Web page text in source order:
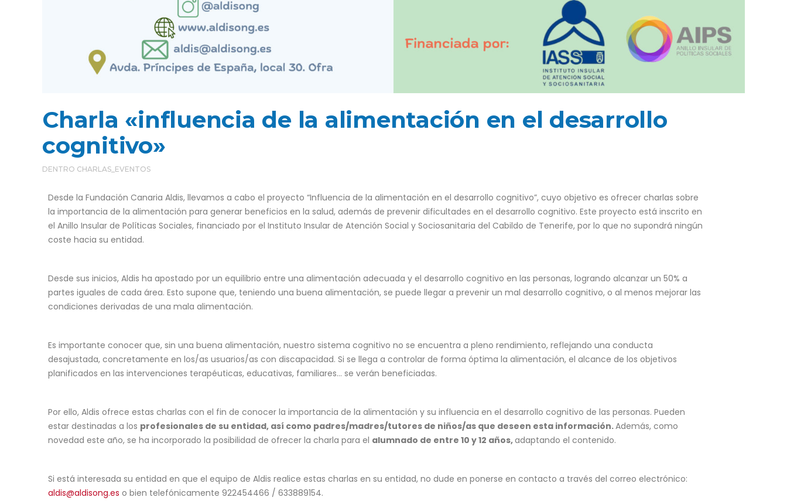
Charla «influencia de la alimentación en el desarrollo
cognitivo»
DENTRO CHARLAS_EVENTOS
Desde la Fundación Canaria Aldis, llevamos a cabo el proyecto “Influencia de la alimentación en el desarrollo cognitivo”, cuyo objetivo es ofrecer charlas sobre
la importancia de la alimentación para generar beneficios en la salud, además de prevenir dificultades en el desarrollo cognitivo. Este proyecto está inscrito en
el Anillo Insular de Políticas Sociales, financiado por el Instituto Insular de Atención Social y Sociosanitaria del Cabildo de Tenerife, por lo que no supondrá ningún
coste hacia su entidad.
Desde sus inicios, Aldis ha apostado por un equilibrio entre una alimentación adecuada y el desarrollo cognitivo en las personas, logrando alcanzar un 50% a
partes iguales de cada área. Esto supone que, teniendo una buena alimentación, se puede llegar a prevenir un mal desarrollo cognitivo, o al menos mejorar las
condiciones derivadas de una mala alimentación.
Es importante conocer que, sin una buena alimentación, nuestro sistema cognitivo no se encuentra a pleno rendimiento, reflejando una conducta
desajustada, concretamente en los/as usuarios/as con discapacidad. Si se llega a controlar de forma óptima la alimentación, el alcance de los objetivos
planificados en las intervenciones terapéuticas, educativas, familiares… se verán beneficiadas.
Por ello, Aldis ofrece estas charlas con el fin de conocer la importancia de la alimentación y su influencia en el desarrollo cognitivo de las personas. Pueden
estar destinadas a los profesionales de su entidad, así como padres/madres/tutores de niños/as que deseen esta información.Además, como
novedad este año, se ha incorporado la posibilidad de ofrecer la charla para el alumnado de entre 10 y 12 años,adaptando el contenido.
Si está interesada su entidad en que el equipo de Aldis realice estas charlas en su entidad, no dude en ponerse en contacto a través del correo electrónico:
aldis@aldisong.es o bien telefónicamente 922454466 / 633889154.